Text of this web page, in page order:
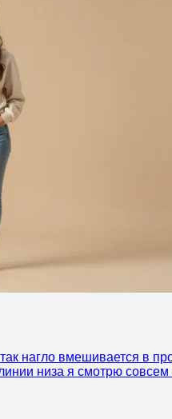
нагло вмешивается в
низа я смотрю совсем